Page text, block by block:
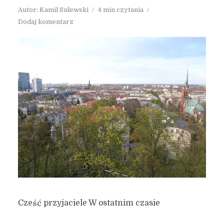
Autor: Kamil Sulewski
4 min czytania
Dodaj komentarz
Cześć przyjaciele W ostatnim czasie